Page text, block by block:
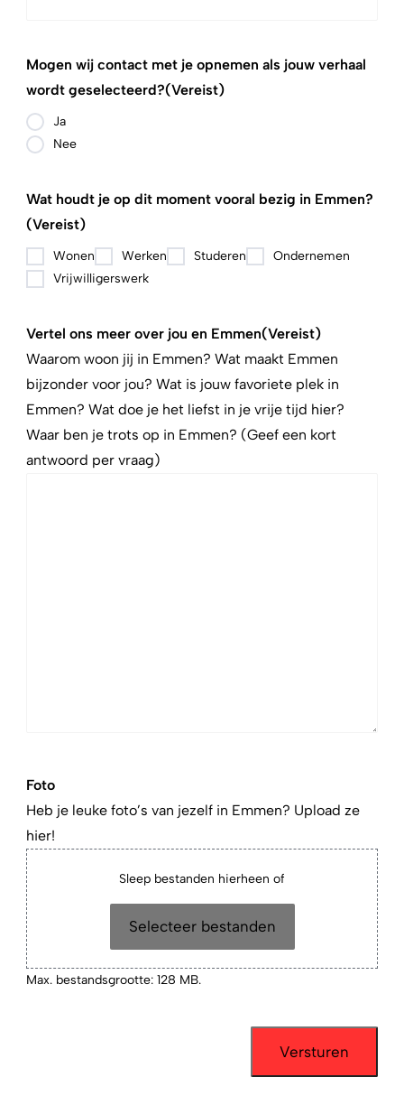
Mogen wij contact met je opnemen als jouw verhaal
wordt geselecteerd?(Vereist)
Ja
Nee
Wat houdt je op dit moment vooral bezig in Emmen?
(Vereist)
Wonen Werken Studeren
Ondernemen
Vrijwilligerswerk
Vertel ons meer over jou en Emmen(Vereist)
Waarom woon jij in Emmen? Wat maakt Emmen
bijzonder voor jou? Wat is jouw favoriete plek in
Emmen? Wat doe je het liefst in je vrije tijd hier?
Waar ben je trots op in Emmen? (Geef een kort
antwoord per vraag)
Foto
Heb je leuke foto’s van jezelf in Emmen? Upload ze
hier!
Sleep bestanden hierheen of
Selecteer bestanden
Max. bestandsgrootte: 128 MB.